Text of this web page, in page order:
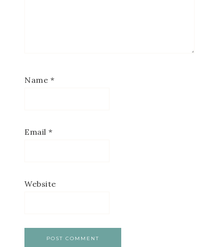
Name *
Email *
Website